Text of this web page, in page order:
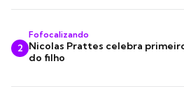
2
Fofocalizando
Nicolas Prattes celebra
do filho